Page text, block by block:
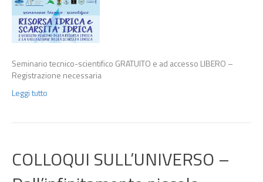
Seminario tecnico-scientifico GRATUITO e ad accesso LIBERO –
Registrazione necessaria
Leggi tutto
COLLOQUI SULL’UNIVERSO –